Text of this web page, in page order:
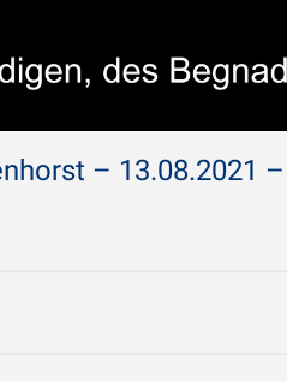
– 13.08.2021